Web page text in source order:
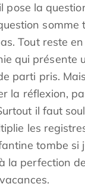
pose la
somme
Tout reste
qui présente
parti pris. Mais
la réflexion,
il faut
les
tombe si
la perfection